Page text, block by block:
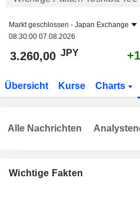
Markt geschlossen - Japan Exchange
08:30:00 07.08.2026
3.260,00 JPY
Übersicht Kurse Charts
Wichtige Fakten
Alle Nachrichten